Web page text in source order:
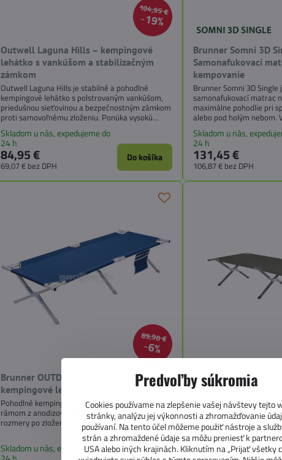
104,95 €
19%
Outwell Laguna Hills – kempingové
lehátko s vankúšom a stabilizačným
zámkom
Outwell Laguna Hills je stabilné a pohodlné
kempingové lehátko s polstrovaným vankúšom,
priedušnou sieťovinou a bezpečnostným zámkom
proti samovoľnému zloženiu. Ponúka vysokú
kompaktné rozmery pri zložení. Je ideálne pre
komfortný spánok na dovolenke, pri karavane
alebo v kempe.
Skladom u nás, expedujeme do
24 h
84,95 €
69,07 € bez DPH
Do košíka
Brunner Somni 3D
Samonafukovací
kempovanie
Brunner Somni 3D
samonafukovací matrac
maximálne pohodlie pri
alebo pod holým nebom.
výbornú tepelnú izoláciu
tlaku – ideálne pre
kempovania.
Skladom u nás,
24 h
131,45 €
106,87 € bez DPH
89,90 €
6%
Brunner OUTDOOR COT – skladacie
kempingové lehátko z hliníka
Pohodlné kempingové lehátko so skladacím
rámom z anodizovaného hliníka. Kompaktné
rozmery po zložení, nosnosť až 120 kg.
Skladom u nás, expedujeme do
Easy Camp Larch
skladacie lehátko
Easy Camp Larch Bed je
kempingové lehátko,
spánok aj na nerovnom
Skladom u nás,
Predvoľby súkromia
Cookies používame na zlepšenie vašej návštevy tejto
stránky, analýzu jej výkonnosti a zhromažďovanie
používaní. Na tento účel môžeme použiť nástroje a
strán a zhromaždené údaje sa môžu preniesť k
USA alebo iných krajinách. Kliknutím na „Prijať všetky